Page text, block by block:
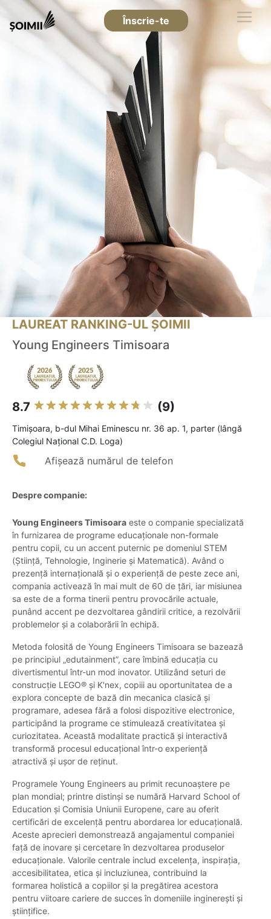
Înscrie-te
LAUREAT RANKING-UL ȘOIMII
Young Engineers Timisoara
8.7 (9)
Timişoara, b-dul Mihai Eminescu nr. 36 ap. 1, parter (lângă
Colegiul Naţional C.D. Loga)
Afișează numărul de telefon
Despre companie:
Young Engineers Timisoara este o companie specializată
în furnizarea de programe educaționale non-formale
pentru copii, cu un accent puternic pe domeniul STEM
(Știință, Tehnologie, Inginerie și Matematică). Având o
prezență internațională și o experiență de peste zece ani,
compania activează în mai mult de 60 de țări, iar misiunea
sa este de a forma tinerii pentru provocările actuale,
punând accent pe dezvoltarea gândirii critice, a rezolvării
problemelor și a colaborării în echipă.
Metoda folosită de Young Engineers Timisoara se bazează
pe principiul „edutainment”, care îmbină educația cu
divertismentul într-un mod inovator. Utilizând seturi de
construcție LEGO® și K'nex, copiii au oportunitatea de a
explora concepte de bază din mecanica clasică și
programare, adesea fără a folosi dispozitive electronice,
participând la programe ce stimulează creativitatea și
curiozitatea. Această modalitate practică și interactivă
transformă procesul educațional într-o experiență
atractivă și ușor de reținut.
Programele Young Engineers au primit recunoaștere pe
plan mondial; printre distinși se numără Harvard School of
Education și Comisia Uniunii Europene, care au oferit
certificări de excelență pentru abordarea lor educațională.
Aceste aprecieri demonstrează angajamentul companiei
față de inovare și cercetare în dezvoltarea produselor
educaționale. Valorile centrale includ excelența, inspirația,
accesibilitatea, etica și incluziunea, contribuind la
formarea holistică a copiilor și la pregătirea acestora
pentru viitoare cariere de succes în domeniile inginerești și
științifice.